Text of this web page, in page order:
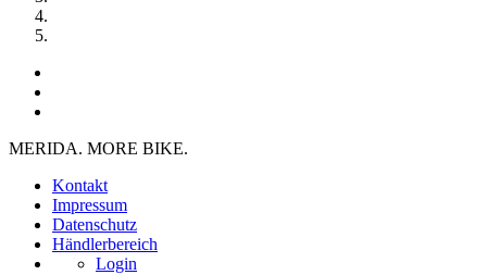
MERIDA. MORE BIKE.
Kontakt
Impressum
Datenschutz
Händlerbereich
Login